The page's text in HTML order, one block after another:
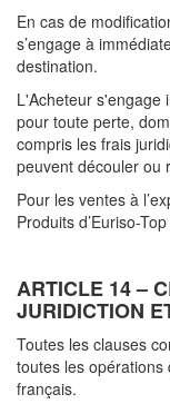
En cas de
s’engage à
destination.
L'Acheteur s'engage
pour toute perte,
compris les frais
peuvent découler ou
Pour les ventes à
Produits d’Euriso-
ARTICLE 14 –
JURIDICTION
Toutes les clauses
toutes les
français.